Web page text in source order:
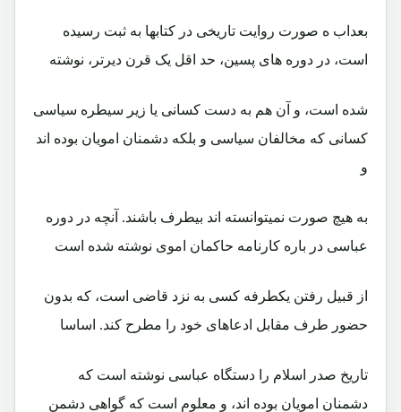
بعداب ه صورت روایت تاریخی در کتابها به ثبت رسیده
است، در دوره های پسین، حد اقل یک قرن دیرتر، نوشته
شده است، و آن هم به دست کسانی یا زیر سیطره سیاسی
کسانی که مخالفان سیاسی و بلکه دشمنان امویان بوده اند
و
به هیچ صورت نمیتوانسته اند بیطرف باشند. آنچه در دوره
عباسی در باره کارنامه حاکمان اموی نوشته شده است
از قبیل رفتن یکطرفه کسی به نزد قاضی است، که بدون
حضور طرف مقابل ادعاهای خود را مطرح کند. اساسا
تاریخ صدر اسلام را دستگاه عباسی نوشته است که
دشمنان امویان بوده اند، و معلوم است که گواهی دشمن